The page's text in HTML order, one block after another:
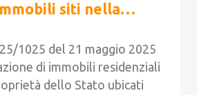
siti nella
1025 del 21 maggio 2025
di immobili residenziali
dello Stato ubicati